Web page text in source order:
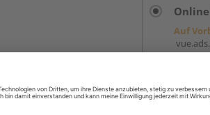
Auf
Beim